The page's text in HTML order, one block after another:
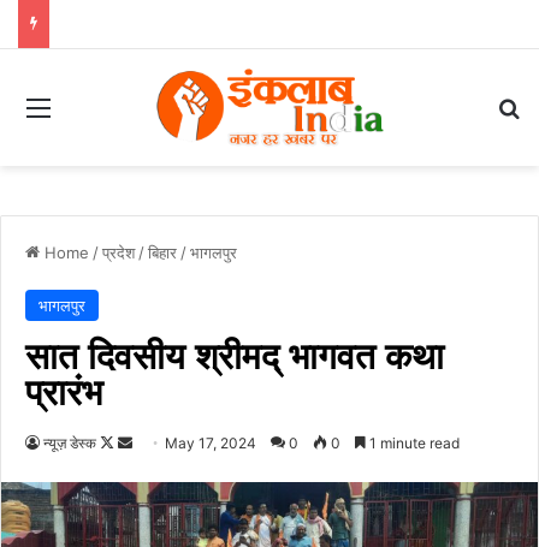
Menu
Home /प्रदेश /बिहार /भागलपुर
भागलपुर
सात दिवसीय श्रीमद् भागवत कथा
प्रारंभ
न्यूज़ डेस्क
Follow
X
Send
email
May 17, 2024 0 0 1 minute read